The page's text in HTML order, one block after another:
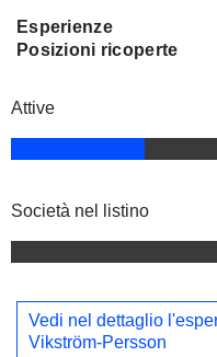
Esperienze
Posizioni ricoperte
Attive
Società nel listino
Vedi nel dettaglio
Vikström-Persson